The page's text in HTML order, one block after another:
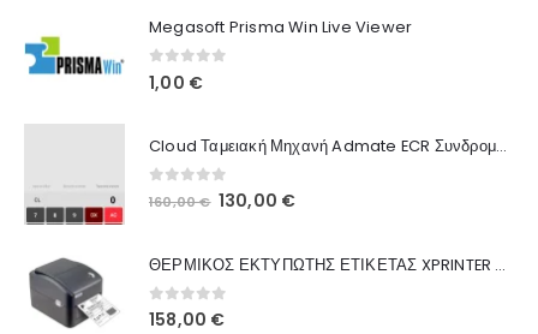
Megasoft Prisma Win Live Viewer
0 out of 5
1,00 €
Cloud Ταμειακή Μηχανή Admate ECR Συνδρομή 12 μηνών
out of 5
160,00€ Original
160,00 €.
130,00 €Η
είναι:
ΘΕΡΜΙΚΟΣ ΕΚΤΥΠΩΤΗΣ ΕΤΙΚΕΤΑΣ XPRINTER XP-420B
0out of 5
158,00 €
Στοιχεία λογαριασμού
Παραγγελίες
Πληροφορίες Καταστήματος
Ποιοι Είμαστε
Γιατί Εμάς
Blog